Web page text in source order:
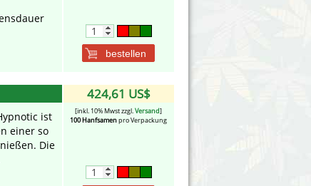
bestellen
ist
einer so
Die
424,61 US$
[inkl. 10% Mwst zzgl.Versand]
100 Hanfsamenpro Verpackung